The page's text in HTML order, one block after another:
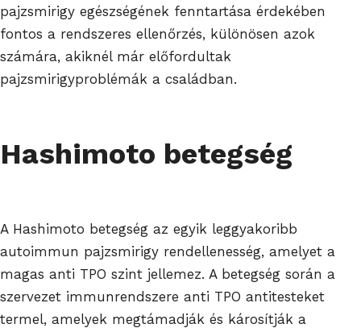
pajzsmirigy egészségének fenntartása érdekében
fontos a rendszeres ellenőrzés, különösen azok
számára, akiknél már előfordultak
pajzsmirigyproblémák a családban.
Hashimoto betegség
A Hashimoto betegség az egyik leggyakoribb
autoimmun pajzsmirigy rendellenesség, amelyet a
magas anti TPO szint jellemez. A betegség során a
szervezet immunrendszere anti TPO antitesteket
termel, amelyek megtámadják és károsítják a